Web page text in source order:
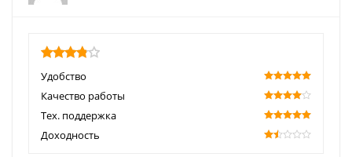
3.85
Удобство
100
Качество работы
80
Тех. поддержка
100
Доходность